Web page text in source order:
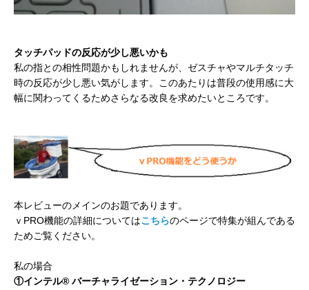
タッチパッドの反応が少し悪いかも
私の指との相性問題かもしれませんが、ゼスチャやマルチタッチ
時の反応が少し悪い気がします。このあたりは普段の使用感に大
幅に関わってくるためさらなる改良を求めたいところです。
本レビューのメインのお題であります。
ｖPRO機能の詳細についてはこちらのページで特集が組んである
ためご覧ください。
私の場合
①インテル® バーチャライゼーション・テクノロジー